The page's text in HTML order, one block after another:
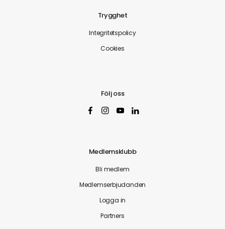
Trygghet
Integritetspolicy
Cookies
Följ oss
Medlemsklubb
Bli medlem
Medlemserbjudanden
Logga in
Partners